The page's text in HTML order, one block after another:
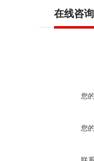
在线咨询
您
您